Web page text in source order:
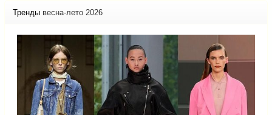
Тренды весна-лето 2026